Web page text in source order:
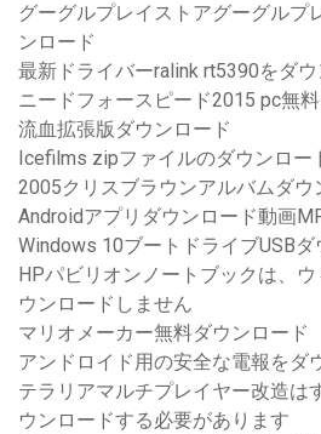
グーグルプレイストアグーグルプ
ンロード
最新ドライバーralink rt5390をダ
ニードフォースピード2015 pc無
流血拡張版ダウンロード
Icefilms zipファイルのダウンロー
2005クリスブラウンアルバムダウ
Androidアプリダウンロード動画
Windows 10ブートドライブUSBダ
HPパビリオンノートブックは、
ウンロードしません
マリオメーカー無料ダウンロード
アンドロイド用の安全な電報をダ
テラリアマルチプレイヤー改造は
ウンロードする必要があります